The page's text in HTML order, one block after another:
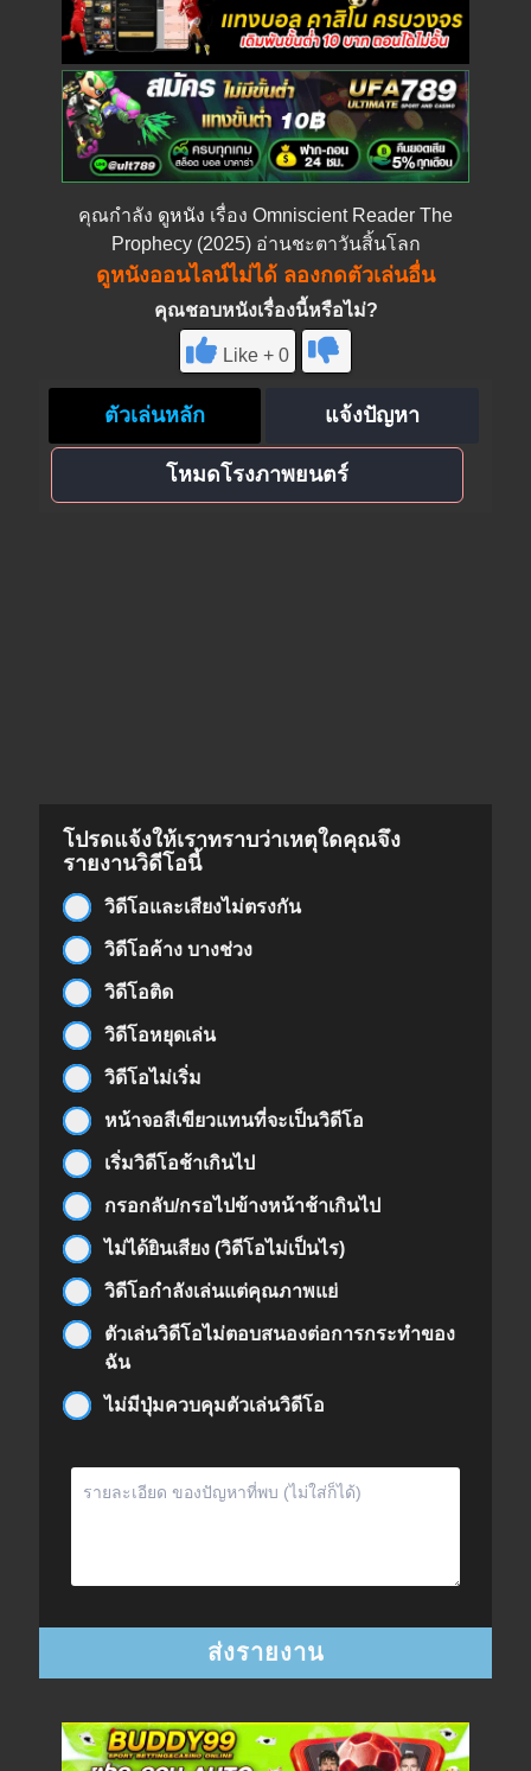
คุณกำลัง ดูหนัง เรื่อง Omniscient Reader The
Prophecy (2025) อ่านชะตาวันสิ้นโลก
ดูหนังออนไลน์ไม่ได้ ลองกดตัวเล่นอื่น
คุณชอบหนังเรื่องนี้หรือไม่?
Like + 0
ตัวเล่นหลัก แจ้งปัญหา
โหมดโรงภาพยนตร์
โปรดแจ้งให้เราทราบว่าเหตุใดคุณจึง
รายงานวิดีโอนี้
วิดีโอและเสียงไม่ตรงกัน
วิดีโอค้าง บางช่วง
วิดีโอติด
วิดีโอหยุดเล่น
วิดีโอไม่เริ่ม
หน้าจอสีเขียวแทนที่จะเป็นวิดีโอ
เริ่มวิดีโอช้าเกินไป
กรอกลับ/กรอไปข้างหน้าช้าเกินไป
ไม่ได้ยินเสียง (วิดีโอไม่เป็นไร)
วิดีโอกำลังเล่นแต่คุณภาพแย่
ตัวเล่นวิดีโอไม่ตอบสนองต่อการกระทำของ
ฉัน
ไม่มีปุ่มควบคุมตัวเล่นวิดีโอ